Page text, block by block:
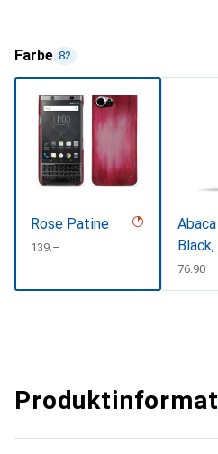
Farbe 82
Rose Patine
CHF
139.–
CHF
76.90